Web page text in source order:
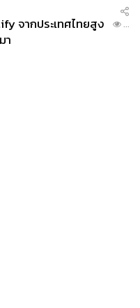
จากประเทศไทยสูง
า
...